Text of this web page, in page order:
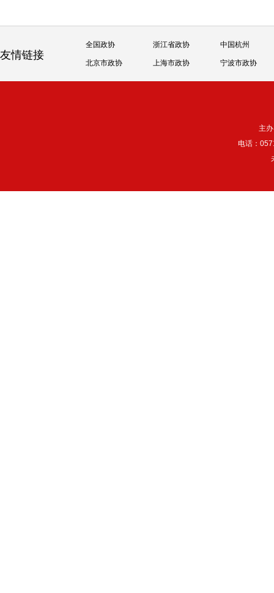
友情链接
全国政协 浙江省政协 中国杭州
北京市政协 上海市政协 宁波市政协
主
电话：